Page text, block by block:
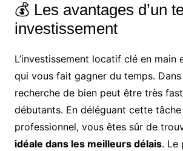
💰 Les avantages d’un
investissement
L’investissement locatif clé en main
qui vous fait gagner du temps. Dans
recherche de bien peut être très
débutants. En déléguant cette tâche
professionnel, vous êtes sûr de
idéale dans les meilleurs délais. Le